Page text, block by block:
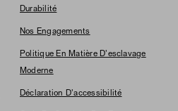
Durabilité
Nos Engagements
Politique En Matière D'esclavage
Moderne
Déclaration D'accessibilité